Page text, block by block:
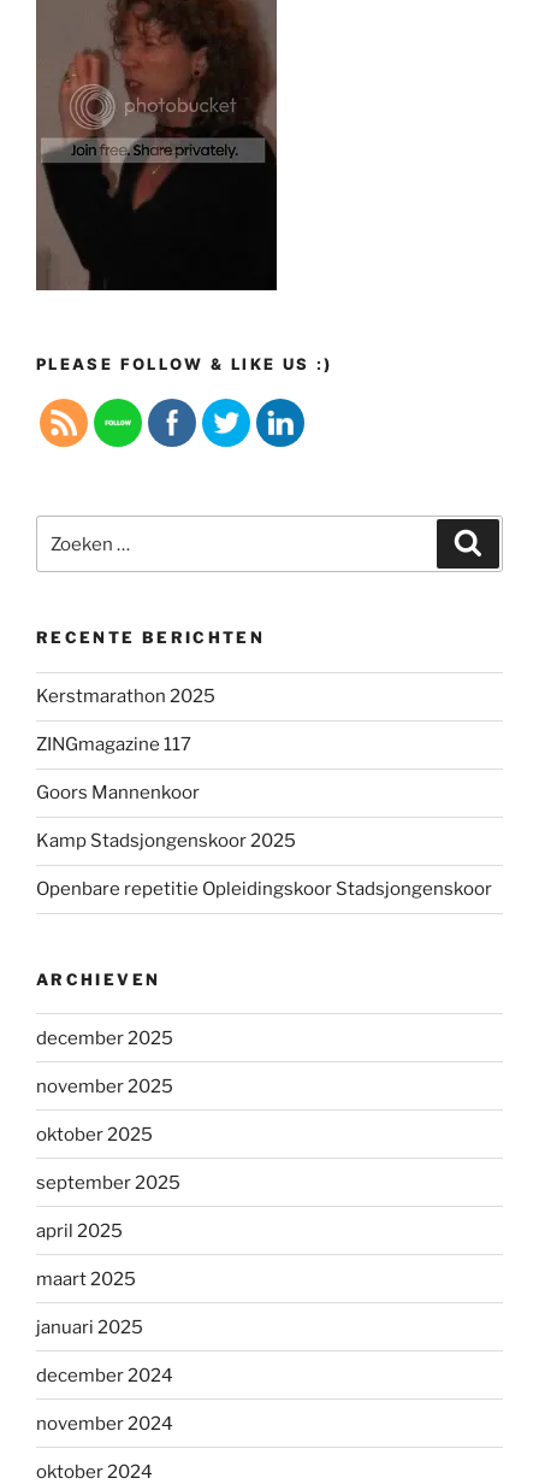
PLEASE FOLLOW & LIKE US :)
naar:
RECENTE BERICHTEN
Kerstmarathon 2025
ZINGmagazine 117
Goors Mannenkoor
Kamp Stadsjongenskoor 2025
Openbare repetitie Opleidingskoor Stadsjongenskoor
ARCHIEVEN
december 2025
november 2025
oktober 2025
september 2025
april 2025
maart 2025
januari 2025
december 2024
november 2024
oktober 2024